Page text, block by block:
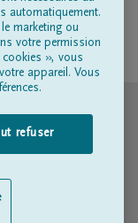
automatiquement.
marketing ou
votre permission
», vous
appareil. Vous
refuser